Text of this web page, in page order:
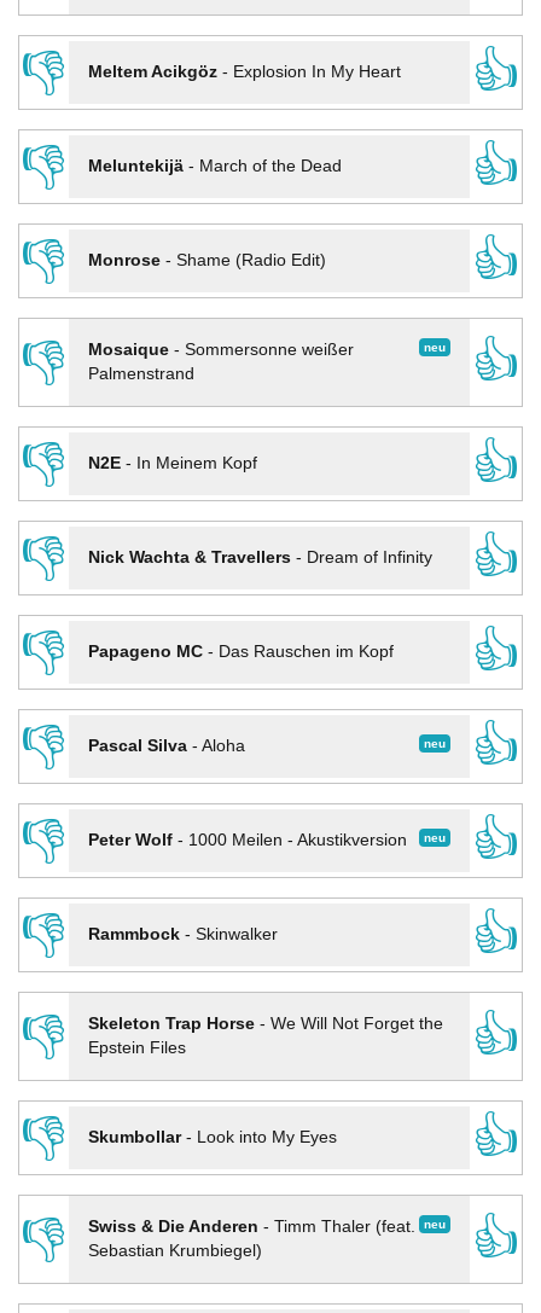
👎
Meltem Acikgöz- Explosion In My Heart
👍
👎
Meluntekijä- March of the Dead
👍
👎
Monrose- Shame (Radio Edit)
👍
👎
neu
Mosaique- Sommersonne weißer
Palmenstrand
👍
👎
N2E- In Meinem Kopf
👍
👎
Nick Wachta & Travellers- Dream of Infinity
👍
👎
Papageno MC- Das Rauschen im Kopf
👍
👎
neu
Pascal Silva- Aloha
👍
👎
neu
Peter Wolf- 1000 Meilen - Akustikversion
👍
👎
Rammbock- Skinwalker
👍
👎
Skeleton Trap Horse- We Will Not Forget the
Epstein Files
👍
👎
Skumbollar- Look into My Eyes
👍
👎
neu
Swiss & Die Anderen - Timm Thaler (feat.
Sebastian Krumbiegel)
👍